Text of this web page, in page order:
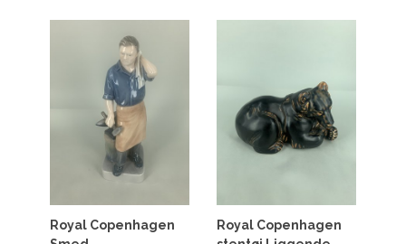
Royal Copenhagen
Royal Copenhagen